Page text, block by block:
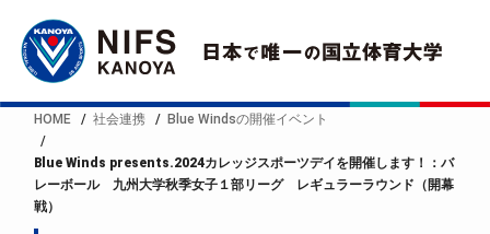
HOME 社会連携 Blue Windsの開催イベント
Blue Winds presents.2024カレッジスポーツデイを開催します！：バ
レーボール 九州大学秋季女子１部リーグ レギュラーラウンド（開幕
戦）